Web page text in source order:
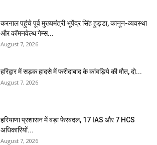
करनाल पहुंचे पूर्व मुख्यमंत्री भूपेंद्र सिंह हुड्डा, कानून-व्यवस्था
और कॉमनवेल्थ गेम्स...
August 7, 2026
हरिद्वार में सड़क हादसे में फरीदाबाद के कांवड़िये की मौत, दो...
August 7, 2026
हरियाणा प्रशासन में बड़ा फेरबदल, 17 IAS और 7 HCS
अधिकारियों...
August 7, 2026